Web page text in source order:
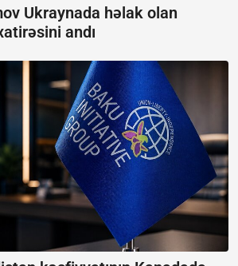
Ukraynada həlak olan
andı